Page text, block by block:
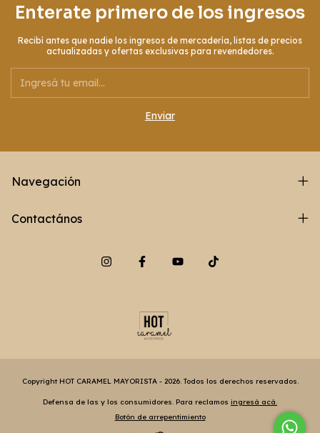
Enterate primero de los ingresos
Recibí antes que nadie los ingresos de mercadería, listas de precios
actualizadas y ofertas exclusivas para revendedores.
Navegación
Contactános
Copyright HOT CARAMEL MAYORISTA - 2026. Todos los derechos reservados.
Defensa de las y los consumidores. Para reclamos ingresá acá.
Botón de arrepentimiento